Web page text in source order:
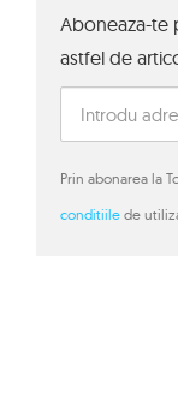
Aboneaza-te
astfel de
Prin abonarea la
conditiile de